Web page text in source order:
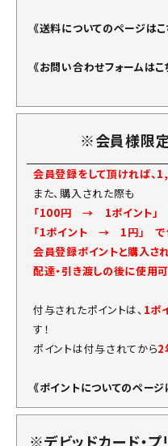
《送料についてのページはこ
《お問い合わせフォームはこ
※会員様限
会員登録をして頂ければ、
また、購入された際も
「100円 → 1ポイント」
「1ポイント → 1円」 で
会員登録ポイントと購入さ
配達・引き渡しの後に使用
付与されたポイントは、 1ポ
す！
ポイントは付与されてから2
《ポイントについてのページ
※デビッドカード・